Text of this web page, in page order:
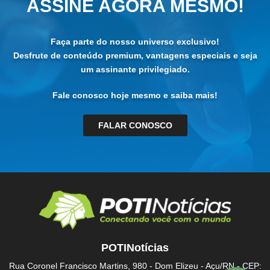
ASSINE AGORA MESMO!
Faça parte do nosso universo exclusivo!
Desfrute de conteúdo premium, vantagens especiais e seja
um assinante privilegiado.
Fale conosco hoje mesmo e saiba mais!
FALAR CONOSCO
POTINotícias
Rua Coronel Francisco Martins, 980 - Dom Elizeu - Açu/RN - CEP: